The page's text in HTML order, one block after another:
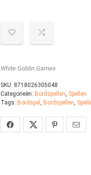
White Goblin Games
SKU: 8718026305048
Categorieën: Bordspellen, Spellen
Tags: Bordspel , Bordspellen,